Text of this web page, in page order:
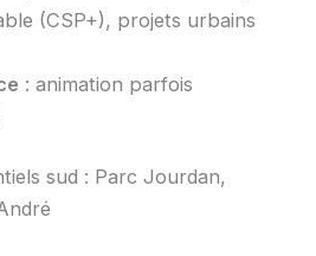
(CSP+), projets urbains
: animation parfois
sud : Parc Jourdan,